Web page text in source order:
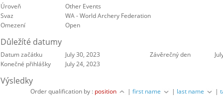
Úroveň
Other Events
Svaz
WA - World Archery Federation
Omezení
Open
Důležíté datumy
Datum začátku July 30, 2023 Závěrečný den
Konečné přihlášky
July 24, 2023
Výsledky
Order qualification by : position |first name | last name |